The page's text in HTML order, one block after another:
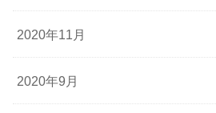
2020年11月
2020年9月